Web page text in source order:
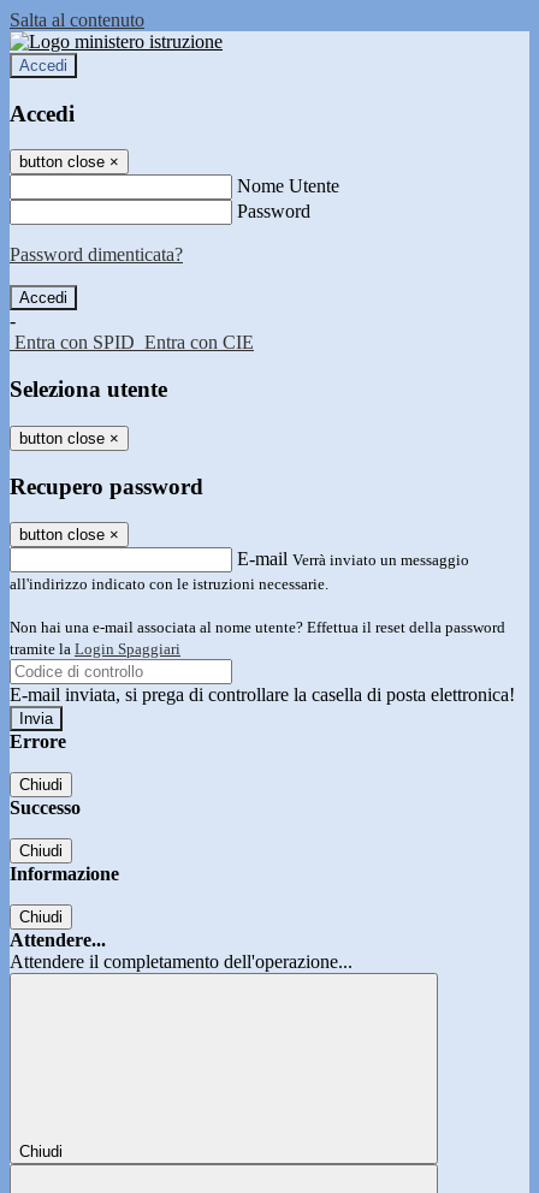
Salta al contenuto
Accedi
Accedi
button close ×
Nome Utente
Password
Password dimenticata?
-
Entra con SPID Entra con CIE
Seleziona utente
button close ×
Recupero password
button close ×
E-mail Verrà inviato un messaggio
all'indirizzo indicato con le istruzioni necessarie.
Non hai una e-mail associata al nome utente? Effettua il reset della password
tramite la Login Spaggiari
E-mail inviata, si prega di controllare la casella di posta elettronica!
Errore
Chiudi
Successo
Chiudi
Informazione
Chiudi
Attendere...
Attendere il completamento dell'operazione...
Chiudi